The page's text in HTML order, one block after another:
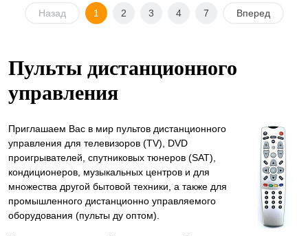
Назад 1 2 3 4 7 Вперед
Пульты дистанционного
управления
Приглашаем Вас в мир пультов дистанционного
управления для телевизоров (TV), DVD
проигрывателей, спутниковых тюнеров (SAT),
кондиционеров, музыкальных центров и для
множества другой бытовой техники, а также для
промышленного дистанционно управляемого
оборудования (пульты ду оптом).